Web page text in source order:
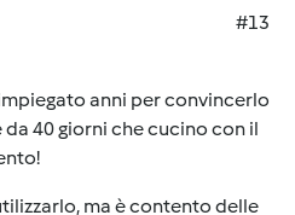
#13
anni per convincerlo
40 giorni che cucino con il
ma è contento delle